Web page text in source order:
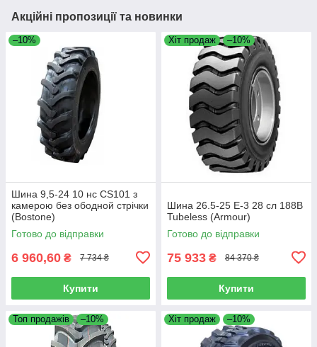
Акційні пропозиції та новинки
–10%
Шина 9,5-24 10 нс CS101 з
камерою без ободной стрічки
(Bostone)
Готово до відправки
6 960,60 ₴ 7 734 ₴
Купити
Хіт продаж –10%
Шина 26.5-25 E-3 28 сл 188B
Tubeless (Armour)
Готово до відправки
75 933 ₴ 84 370 ₴
Купити
Топ продажів –10% Хіт продаж –10%